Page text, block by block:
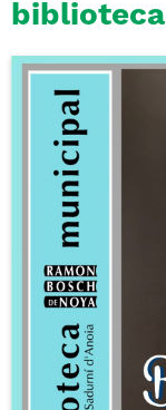
biblioteca